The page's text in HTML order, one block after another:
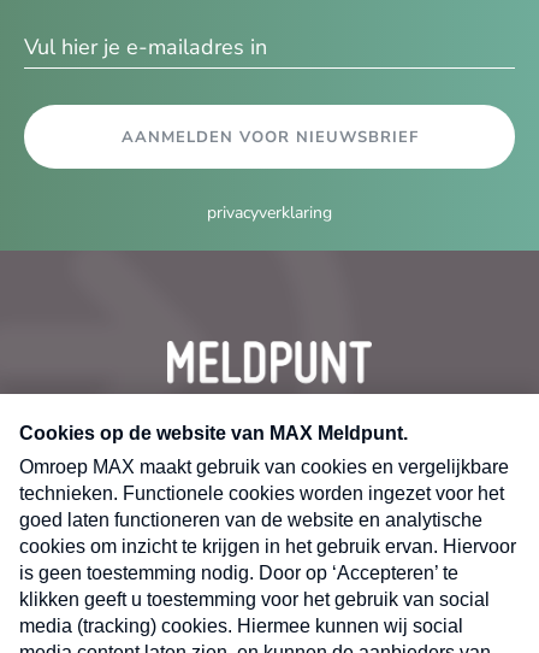
AANMELDEN VOOR NIEUWSBRIEF
privacyverklaring
CONTACT
Volg ons op